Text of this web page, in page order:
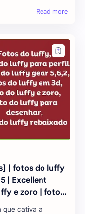
brasileiro,
| fotos do luffy
| Excellent
e zoro | foto
luffy rebaixado
que cativa a